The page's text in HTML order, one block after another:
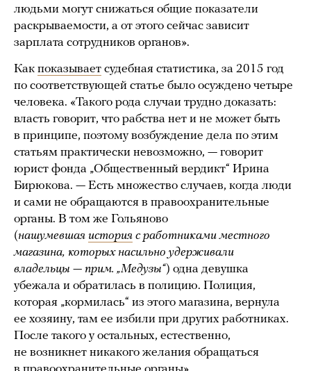
людьми могут снижаться общие показатели
раскрываемости, а от этого сейчас зависит
зарплата сотрудников органов».
Как показывает судебная статистика, за 2015 год
по соответствующей статье было осуждено четыре
человека. «Такого рода случаи трудно доказать:
власть говорит, что рабства нет и не может быть
в принципе, поэтому возбуждение дела по этим
статьям практически невозможно, — говорит
юрист фонда „Общественный вердикт“ Ирина
Бирюкова. — Есть множество случаев, когда люди
и сами не обращаются в правоохранительные
органы. В том же Гольяново
(нашумевшая история с работниками местного
магазина, которых насильно удерживали
владельцы — прим. „Медузы“) одна девушка
убежала и обратилась в полицию. Полиция,
которая „кормилась“ из этого магазина, вернула
ее хозяину, там ее избили при других работниках.
После такого у остальных, естественно,
не возникнет никакого желания обращаться